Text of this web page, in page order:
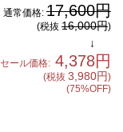
通常価格: 17,600円
(税抜 16,000円)
↓
セール価格: 4,378円
(税抜 3,980円)
(75%OFF)